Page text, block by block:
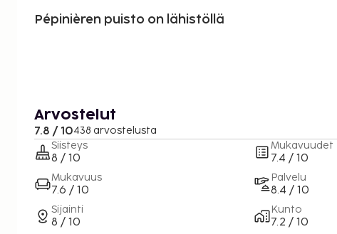
Pépinièren puisto on lähistöllä
Arvostelut
7.8 / 10438 arvostelusta
Siisteys
8 / 10
Mukavuus
7.6 / 10
Sijainti
8 / 10
Mukavuudet
7.4 / 10
Palvelu
8.4 / 10
Kunto
7.2 / 10